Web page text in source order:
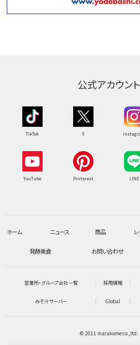
公式アカウント
TikTok X
YouTube Pinterest LINE
ホーム ニュース 商品
発酵美食 お問い合わせ
営業所・グループ会社一覧 採用情報
みそ汁サーバー Global
© 2011 marukome co.,ltd.